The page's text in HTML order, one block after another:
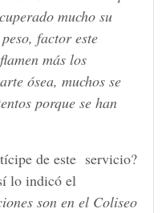
mucho su
factor este
más los
ósea, muchos se
porque se han
de este servicio?
lo indicó el
son en el Coliseo